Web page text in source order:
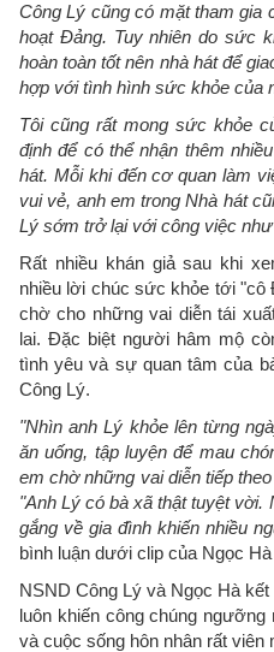
Công Lý cũng có mặt tham gia
hoạt Đảng. Tuy nhiên do sức
hoàn toàn tốt nên nhà hát để
hợp với tình hình sức khỏe của
Tôi cũng rất mong sức khỏe
định để có thể nhận thêm
hát. Mỗi khi đến cơ quan làm
vui vẻ, anh em trong Nhà hát
Lý sớm trở lại với công việc
Rất nhiều khán giả sau khi
nhiều lời chúc sức khỏe tới
chờ cho những vai diễn tái
lai. Đặc biệt người hâm mộ
tình yêu và sự quan tâm của
Công Lý.
"Nhìn anh Lý khỏe lên từng
ăn uống, tập luyện để mau
em chờ những vai diễn tiếp
"Anh Lý có bà xã thật tuyệt
gắng về gia đình khiến nhiều
bình luận dưới clip của Ngọc
NSND Công Lý và Ngọc Hà
luôn khiến công chúng
và cuộc sống hôn nhân rất viên